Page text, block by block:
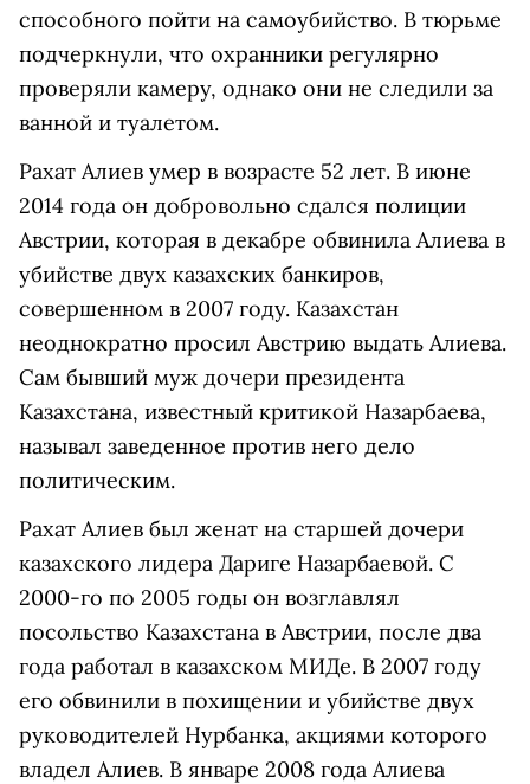
способного пойти на самоубийство. В тюрьме
подчеркнули, что охранники регулярно
проверяли камеру, однако они не следили за
ванной и туалетом.
Рахат Алиев умер в возрасте 52 лет. В июне
2014 года он добровольно сдался полиции
Австрии, которая в декабре обвинила Алиева в
убийстве двух казахских банкиров,
совершенном в 2007 году. Казахстан
неоднократно просил Австрию выдать Алиева.
Сам бывший муж дочери президента
Казахстана, известный критикой Назарбаева,
называл заведенное против него дело
политическим.
Рахат Алиев был женат на старшей дочери
казахского лидера Дариге Назарбаевой. С
2000-го по 2005 годы он возглавлял
посольство Казахстана в Австрии, после два
года работал в казахском МИДе. В 2007 году
его обвинили в похищении и убийстве двух
руководителей Нурбанка, акциями которого
владел Алиев. В январе 2008 года Алиева